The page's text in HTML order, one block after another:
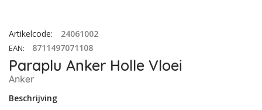
Artikelcode: 24061002
EAN: 8711497071108
Paraplu Anker Holle Vloei
Anker
Beschrijving